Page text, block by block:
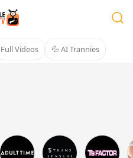
Full Videos 💦 AI Trannies